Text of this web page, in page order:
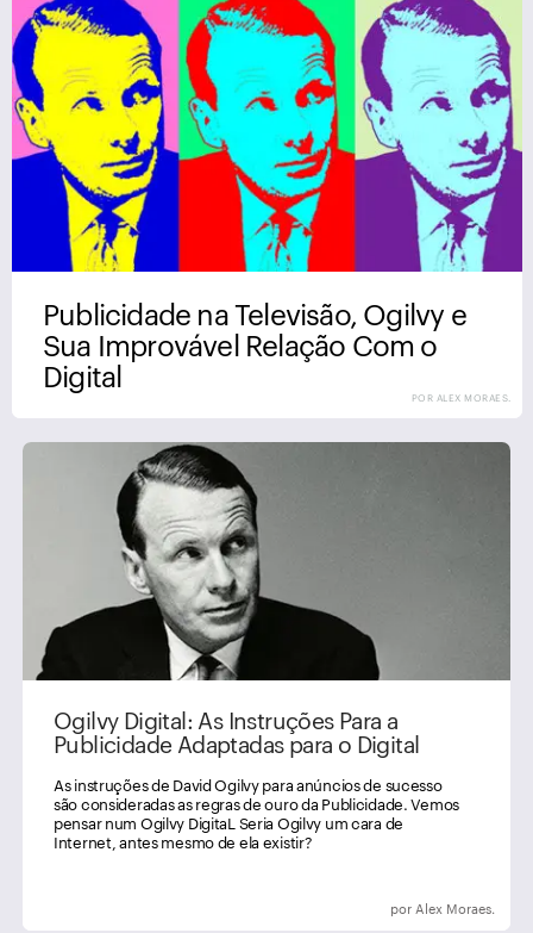
Publicidade na Televisão, Ogilvy e
Sua Improvável Relação Com o
Digital
POR ALEX MORAES.
Ogilvy Digital: As Instruções Para a
Publicidade Adaptadas para o Digital
As instruções de David Ogilvy para anúncios de sucesso
são consideradas as regras de ouro da Publicidade. Vemos
pensar num Ogilvy DigitaL Seria Ogilvy um cara de
Internet, antes mesmo de ela existir?
por Alex Moraes.